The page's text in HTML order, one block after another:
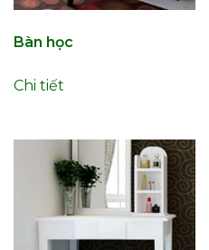
Bàn học
Chi tiết